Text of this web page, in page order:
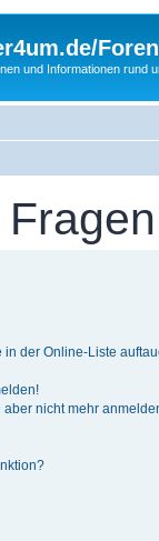
Foren
und Informationen rund
der Online-Liste
nicht mehr